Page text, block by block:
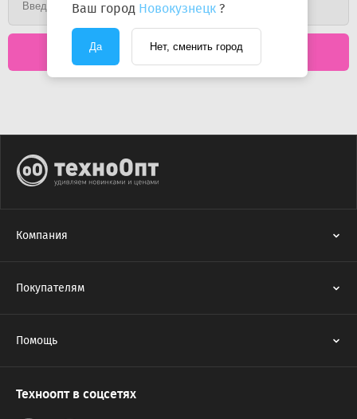
Подписаться
Ваш город Новокузнецк ?
Да Нет, сменить город
Компания
Покупателям
Помощь
Техноопт в соцсетях